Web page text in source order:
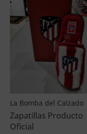
La Bomba del Calzado
Zapatillas Producto
Oficial